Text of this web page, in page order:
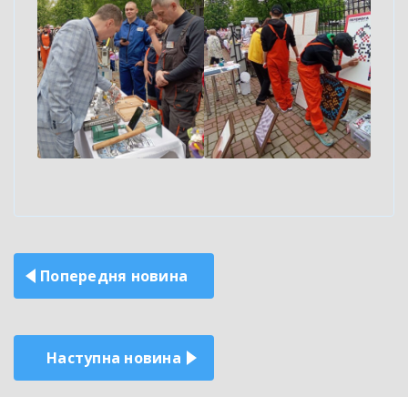
Навігація
записів
Попередня новина
Наступна новина